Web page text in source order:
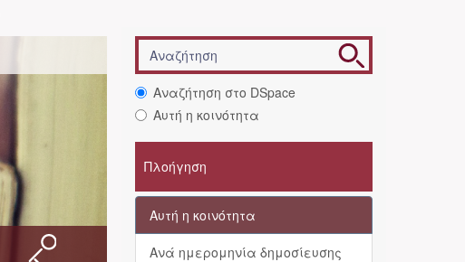
Αναζήτηση στο DSpace
Αυτή η κοινότητα
Πλοήγηση
Αυτή η κοινότητα
Ανά ημερομηνία δημοσίευσης